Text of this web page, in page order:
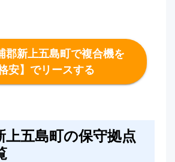
郡新上五島町で複合機を
格安】でリースする
上五島町の保守拠点